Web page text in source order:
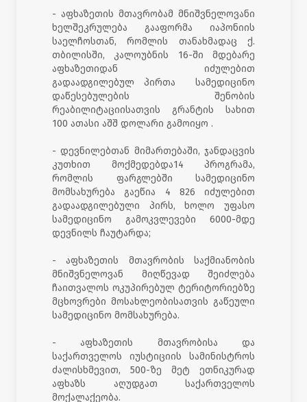
- აფხაზეთის მთავრობამ მნიშვნელოვანი
ხელშეკრულება გააფორმა იაპონიის
საელჩოსთან, რომლის თანახმადაც ქ.
თბილისში, კალოუბნის 16-ში მდებარე
აფხაზეთიდან იძულებით
გადაადგილებულ პირთა სამედიცინო
დაწესებულების შენობის
რეაბილიტაციისათვის გრანტის სახით
100 ათასი აშშ დოლარი გამოიყო .
- დევნილებთან მიმართებაში, ჯანდაცვის
კუთხით მოქმედებდა14 პროგრამა,
რომლის ფარგლებში სამედიცინო
მომსახურება გაეწია 4 826 იძულებით
გადაადგილებული პირს, ხოლო უფასო
სამედიცინო გამოკვლევები 6000-მდე
დევნილს ჩაუტარდა;
- აფხაზეთის მთავრობის საქმიანობის
მნიშვნელოვან მიღწევად შეიძლება
ჩაითვალოს ოკუპირებულ ტერიტორიებზე
მცხოვრები მოსახლეობისათვის გაწეული
სამედიცინო მომსახურება.
- აფხაზეთის მთავრობისა და
საქართველოს იუსტიციის სამინისტროს
ძალისხმევით, 500-ზე მეტ ეთნიკურად
აფხაზს აღუდგათ საქართველოს
მოქალაქეობა.